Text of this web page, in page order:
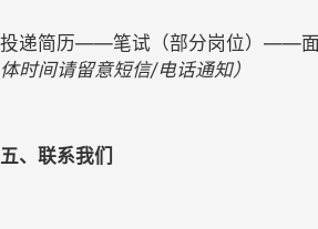
投递简历——笔试（部分岗位）——
体时间请留意短信/电话通知）
五、联系我们